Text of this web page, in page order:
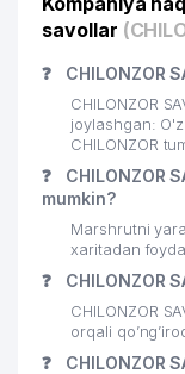
24
25
DAVR
27
28 BRINGO
29
savollar
❓ CHILONZOR
CHILONZOR
joylashgan:
CHILONZOR
❓
CHILONZOR
mumkin?
Marshrutni
xaritadan
❓ CHILONZOR
CHILONZOR
orqali
❓ CHILONZOR